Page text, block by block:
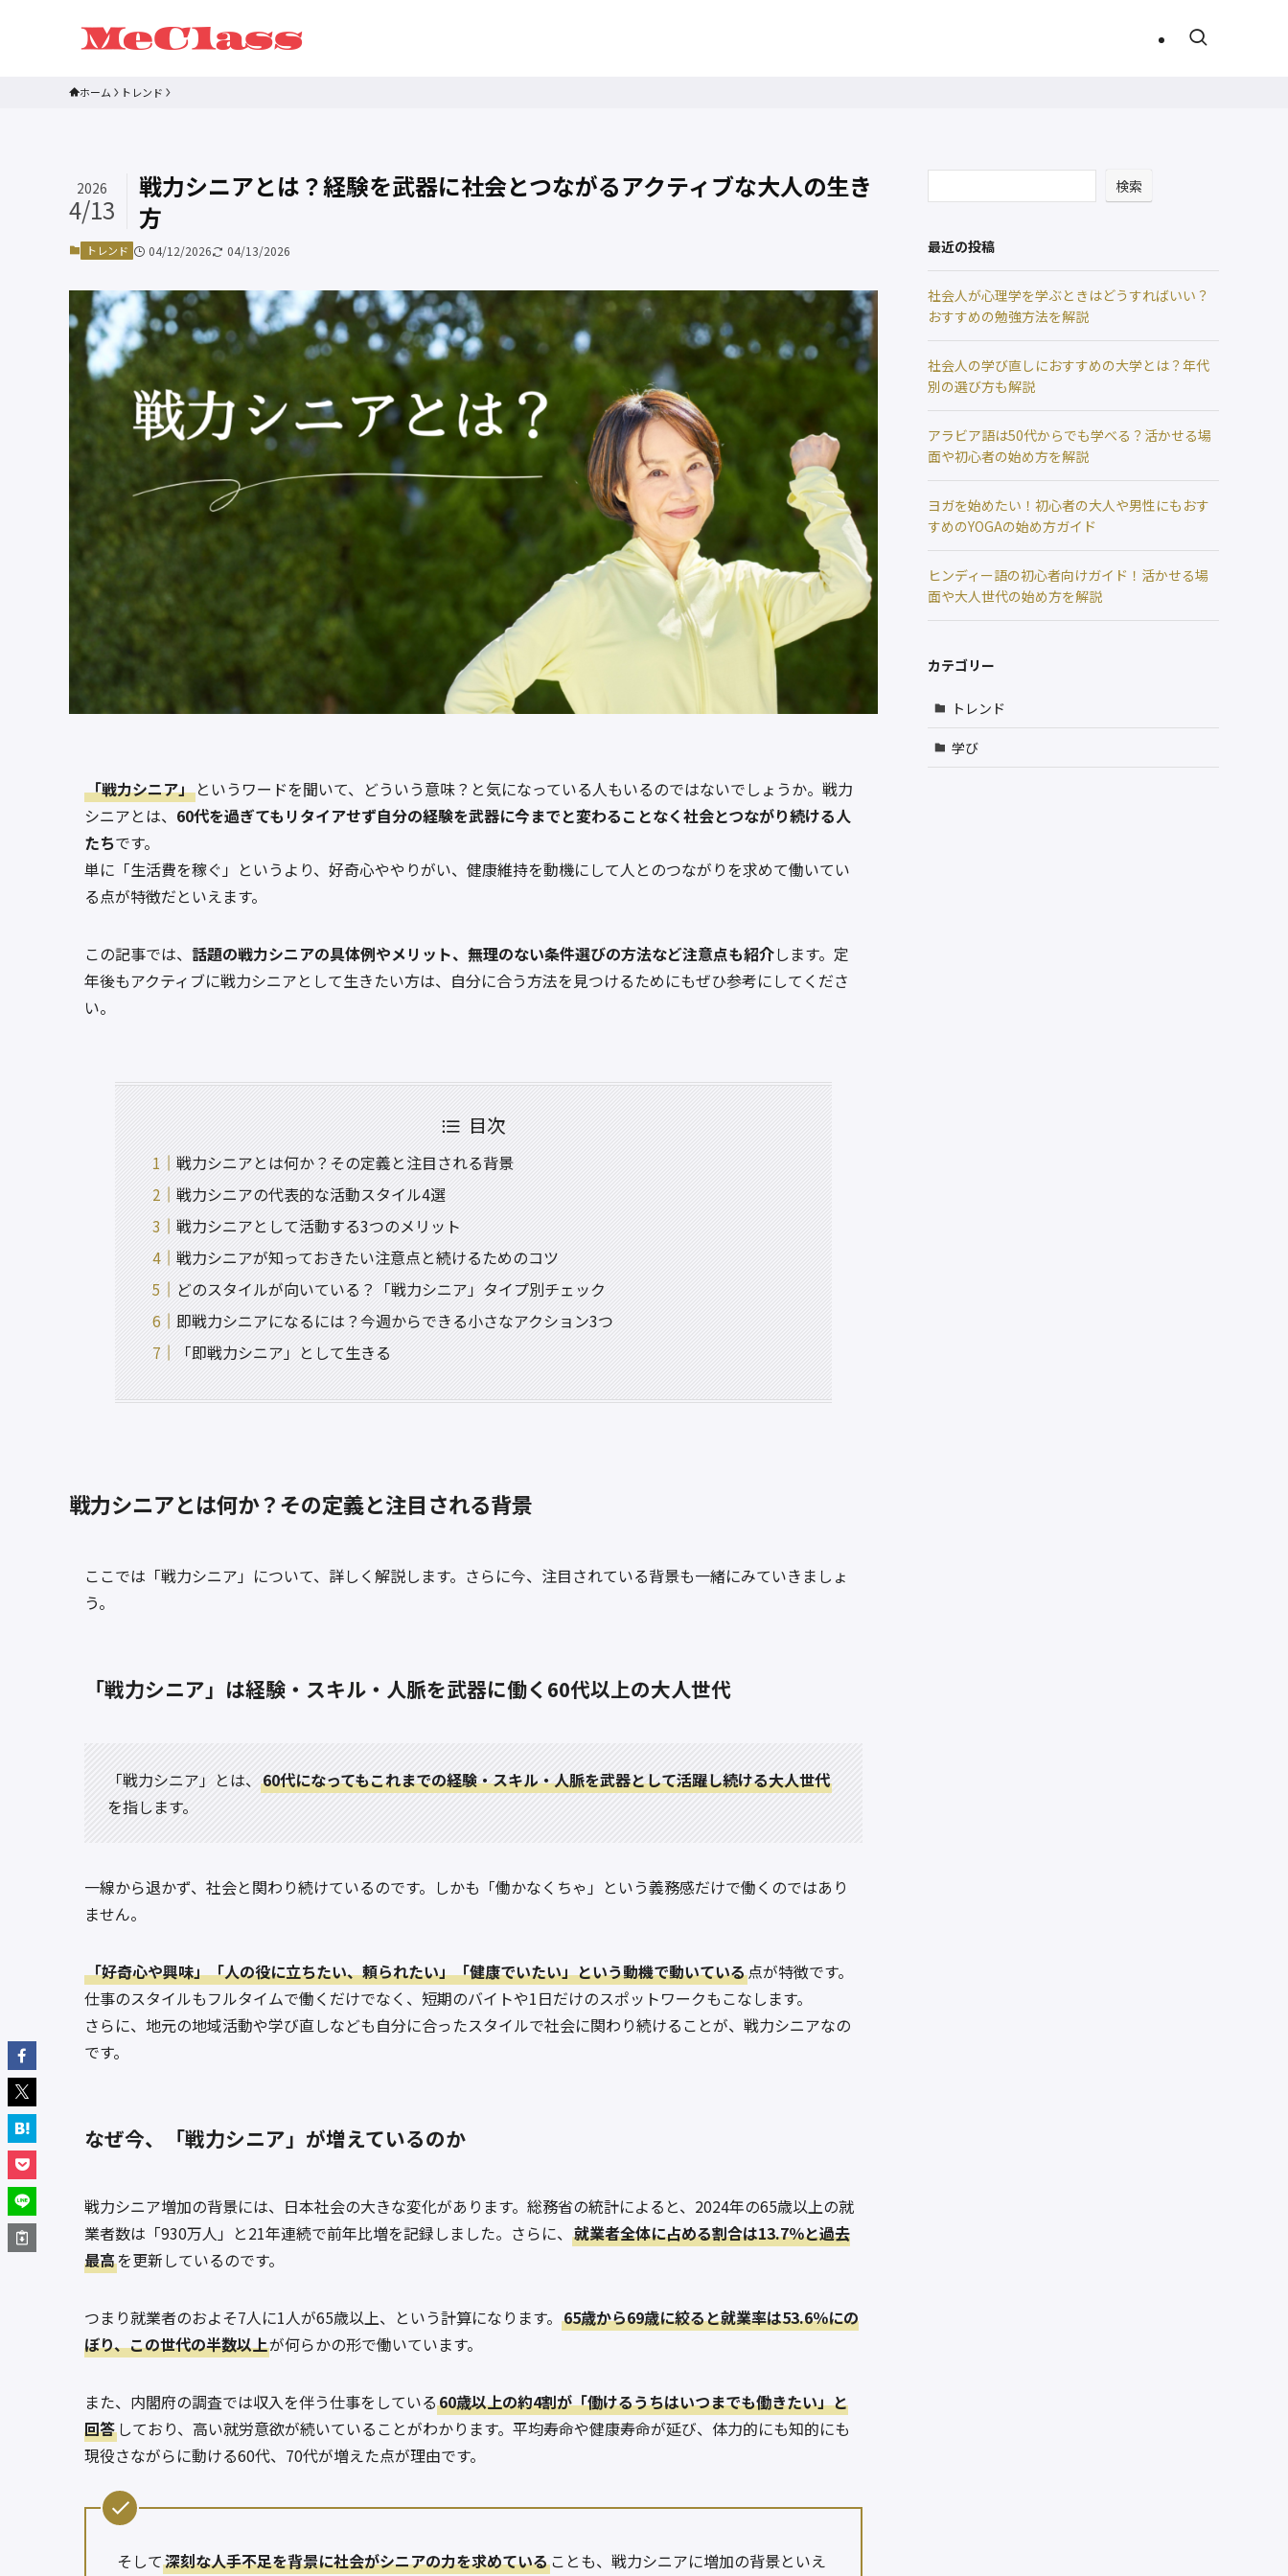
ホーム トレンド
戦力シニアとは？経験を武器に社会とつながるアクティブな大人の生き
方
2026
4/13
トレンド 04/12/2026 04/13/2026
「戦力シニア」 というワードを聞いて、どういう意味？と気になっている人もいるのではないでしょうか。戦力
シニアとは、 60代を過ぎてもリタイアせず自分の経験を武器に今までと変わることなく社会とつながり続ける人
たちです。
単に「生活費を稼ぐ」というより、好奇心ややりがい、健康維持を動機にして人とのつながりを求めて働いてい
る点が特徴だといえます。
この記事では、 話題の戦力シニアの具体例やメリット、無理のない条件選びの方法など注意点も紹介します。定
年後もアクティブに戦力シニアとして生きたい方は、自分に合う方法を見つけるためにもぜひ参考にしてくださ
い。
目次
戦力シニアとは何か？その定義と注目される背景
戦力シニアの代表的な活動スタイル4選
戦力シニアとして活動する3つのメリット
戦力シニアが知っておきたい注意点と続けるためのコツ
どのスタイルが向いている？「戦力シニア」タイプ別チェック
即戦力シニアになるには？今週からできる小さなアクション3つ
「即戦力シニア」として生きる
戦力シニアとは何か？その定義と注目される背景
ここでは「戦力シニア」について、詳しく解説します。さらに今、注目されている背景も一緒にみていきましょ
う。
「戦力シニア」は経験・スキル・人脈を武器に働く60代以上の大人世代
「戦力シニア」とは、 60代になってもこれまでの経験・スキル・人脈を武器として活躍し続ける大人世代
を指します。
一線から退かず、社会と関わり続けているのです。しかも「働かなくちゃ」という義務感だけで働くのではあり
ません。
「好奇心や興味」「人の役に立ちたい、頼られたい」「健康でいたい」という動機で動いている点が特徴です。
仕事のスタイルもフルタイムで働くだけでなく、短期のバイトや1日だけのスポットワークもこなします。
さらに、地元の地域活動や学び直しなども自分に合ったスタイルで社会に関わり続けることが、戦力シニアなの
です。
なぜ今、「戦力シニア」が増えているのか
戦力シニア増加の背景には、日本社会の大きな変化があります。総務省の統計によると、2024年の65歳以上の就
業者数は「930万人」と21年連続で前年比増を記録しました。さらに、 就業者全体に占める割合は13.7％と過去
最高を更新しているのです。
つまり就業者のおよそ7人に1人が65歳以上、という計算になります。 65歳から69歳に絞ると就業率は53.6％にの
ぼり、この世代の半数以上が何らかの形で働いています。
また、内閣府の調査では収入を伴う仕事をしている60歳以上の約4割が「働けるうちはいつまでも働きたい」と
回答 しており、高い就労意欲が続いていることがわかります。平均寿命や健康寿命が延び、体力的にも知的にも
現役さながらに動ける60代、70代が増えた点が理由です。
そして深刻な人手不足を背景に社会がシニアの力を求めている ことも、戦力シニアに増加の背景といえ
検索
最近の投稿
社会人が心理学を学ぶときはどうすればいい？
おすすめの勉強方法を解説
社会人の学び直しにおすすめの大学とは？年代
別の選び方も解説
アラビア語は50代からでも学べる？活かせる場
面や初心者の始め方を解説
ヨガを始めたい！初心者の大人や男性にもおす
すめのYOGAの始め方ガイド
ヒンディー語の初心者向けガイド！活かせる場
面や大人世代の始め方を解説
カテゴリー
トレンド
学び